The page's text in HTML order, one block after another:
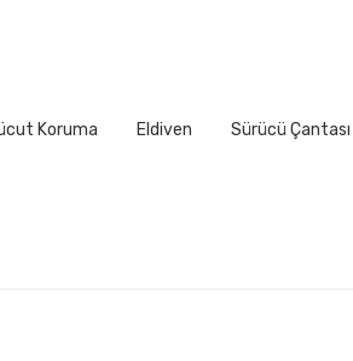
Koruma Eldiven Sürücü Çantası